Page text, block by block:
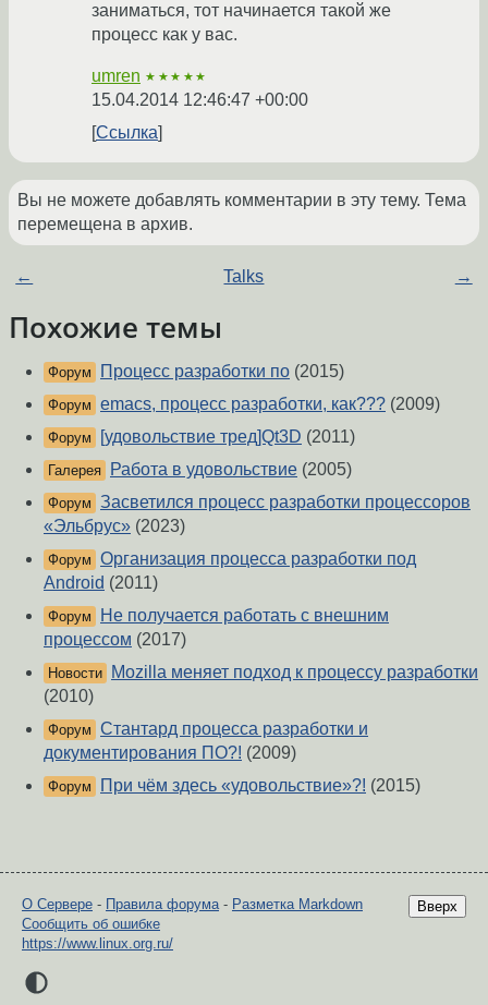
заниматься, тот начинается такой же
процесс как у вас.
umren ★★★★★
15.04.2014 12:46:47 +00:00
Ссылка
Вы не можете добавлять комментарии в эту тему. Тема
перемещена в архив.
← Talks →
Похожие темы
Форум Процесс разработки по (2015)
Форум emacs, процесс разработки, как??? (2009)
Форум [удовольствие тред]Qt3D (2011)
Галерея Работа в удовольствие (2005)
Форум Засветился процесс разработки процессоров
«Эльбрус» (2023)
Форум Организация процесса разработки под
Android (2011)
Форум
Не получается работать с внешним
процессом (2017)
Новости
Mozilla меняет подход к процессу разработки
(2010)
Форум Стантард процесса разработки и
документирования ПО?! (2009)
Форум При чём здесь «удовольствие»?! (2015)
Вверх
О Сервере - Правила форума- Разметка Markdown
Сообщить об ошибке
https://www.linux.org.ru/